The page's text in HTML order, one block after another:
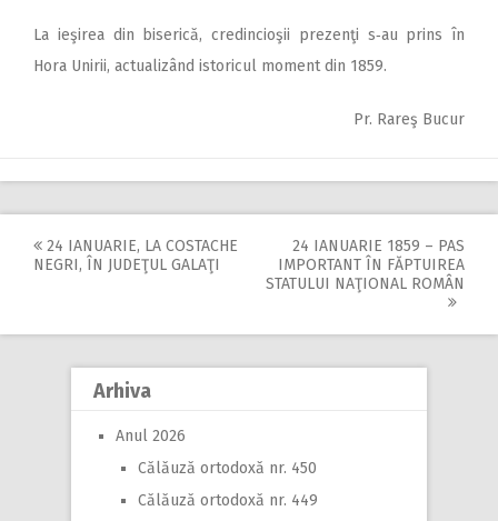
La ieşirea din biserică, credincioşii prezenţi s‑au prins în
Hora Unirii, actualizând istoricul moment din 1859.
Pr. Rareş Bucur
Post
24 IANUARIE, LA COSTACHE
NEGRI, ÎN JUDEŢUL GALAŢI
24 IANUARIE 1859 – PAS
IMPORTANT ÎN FĂPTUIREA
STATULUI NAŢIONAL ROMÂN
Arhiva
Anul 2026
Călăuză ortodoxă nr. 450
Călăuză ortodoxă nr. 449